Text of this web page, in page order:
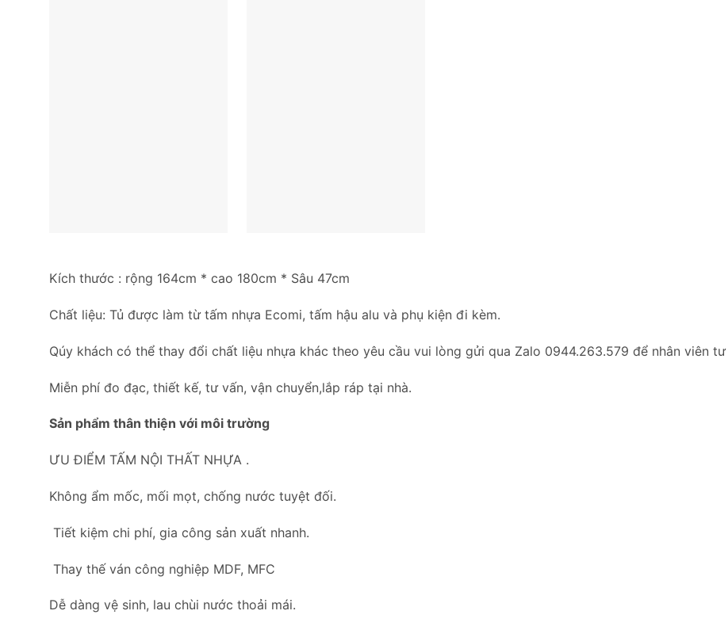
Kích thước : rộng 164cm * cao 180cm * Sâu 47cm
Chất liệu: Tủ được làm từ tấm nhựa Ecomi, tấm hậu alu và phụ kiện đi kèm.
Qúy khách có thể thay đổi chất liệu nhựa khác theo yêu cầu vui lòng gửi qua Zalo 0944.263.579 để nhân viên tư
Miễn phí đo đạc, thiết kế, tư vấn, vận chuyển,lắp ráp tại nhà.
Sản phẩm thân thiện với môi trường
ƯU ĐIỂM TẤM NỘI THẤT NHỰA .
Không ẩm mốc, mối mọt, chống nước tuyệt đối.
Tiết kiệm chi phí, gia công sản xuất nhanh.
Thay thế ván công nghiệp MDF, MFC
Dễ dàng vệ sinh, lau chùi nước thoải mái.